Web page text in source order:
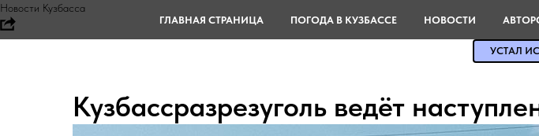
Новости Кузбасса
Кузбассразрезуголь ведёт
ГЛАВНАЯ СТРАНИЦА ПОГОДА В КУЗБАССЕ НОВОСТИ
УСТАЛ